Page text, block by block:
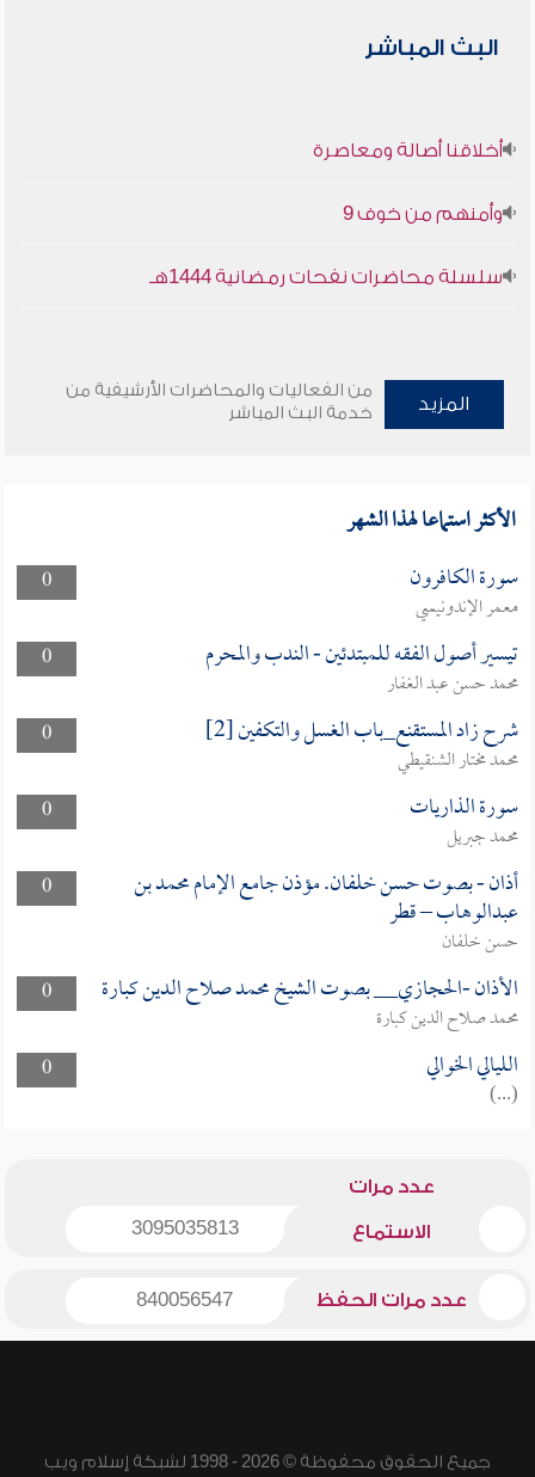
البث المباشر
أخلاقنا أصالة ومعاصرة
وأمنهم من خوف 9
سلسلة محاضرات نفحات رمضانية 1444هـ
المزيد
من الفعاليات والمحاضرات الأرشيفية من
خدمة البث المباشر
الأكثر استماعا لهذا الشهر
0 سورة الكافرون
معمر الإندونيسي
0
تيسير أصول الفقه للمبتدئين - الندب والمحرم
محمد حسن عبد الغفار
0
شرح زاد المستقنع_باب الغسل والتكفين [2]
محمد مختار الشنقيطي
0
سورة الذاريات
محمد جبريل
0
أذان - بصوت حسن خلفان. مؤذن جامع الإمام محمد بن
عبدالوهاب – قطر
حسن خلفان
0
الأذان -الحجازي__ بصوت الشيخ محمد صلاح الدين كبارة
محمد صلاح الدين كبارة
0
الليالي الخوالي
(...)
عدد مرات
الاستماع 3095035813
عدد مرات الحفظ 840056547
جميع الحقوق محفوظة © 2026 - 1998 لشبكة إسلام ويب